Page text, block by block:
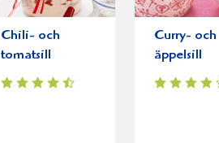
Chili- och
tomatsill
Curry- och
äppelsill